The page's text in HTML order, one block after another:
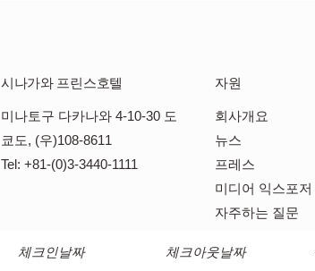
체크인날짜 체크아웃날짜
시나가와 프린스호텔
미나토구 다카나와 4-10-30 도
쿄도, (우)108-8611
Tel: +81-(0)3-3440-1111
자원
회사개요
뉴스
프레스
미디어 익스포저
자주하는 질문